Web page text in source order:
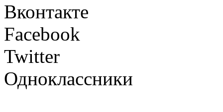
Вконтакте
Facebook
Twitter
Одноклассники